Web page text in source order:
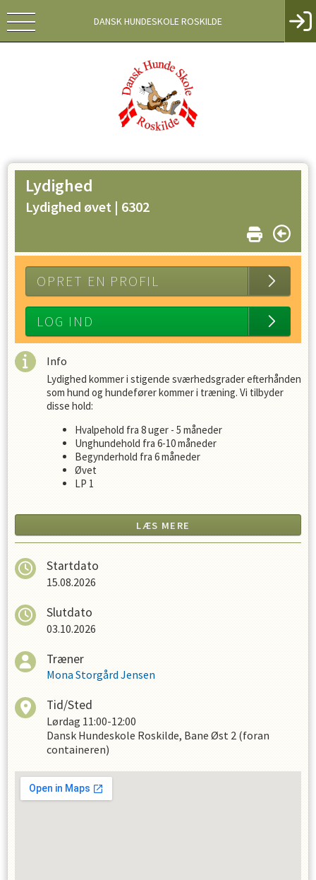
DANSK HUNDESKOLE ROSKILDE
Lydighed
Lydighed øvet | 6302
OPRET EN PROFIL
LOG IND
Info
Lydighed kommer i stigende sværhedsgrader efterhånden
som hund og hundefører kommer i træning. Vi tilbyder
disse hold:
Hvalpehold fra 8 uger - 5 måneder
Unghundehold fra 6-10 måneder
Begynderhold fra 6 måneder
Øvet
LP 1
mere om vores forskellige hold her
Er du i tvivl om hvilket hold der passer dig, er du altid
velkommen til at kontakte os.
LÆS MERE
Startdato
15.08.2026
Slutdato
03.10.2026
Træner
Mona Storgård Jensen
Tid/Sted
Lørdag 11:00-12:00
Dansk Hundeskole Roskilde, Bane Øst 2 (foran
containeren)